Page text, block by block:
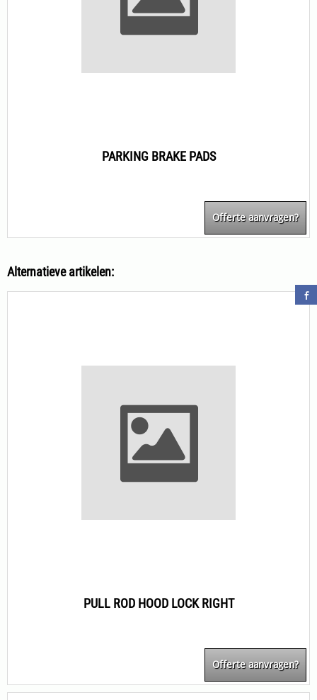
PARKING BRAKE PADS
Offerte aanvragen?
Alternatieve artikelen:
PULL ROD HOOD LOCK RIGHT
Offerte aanvragen?